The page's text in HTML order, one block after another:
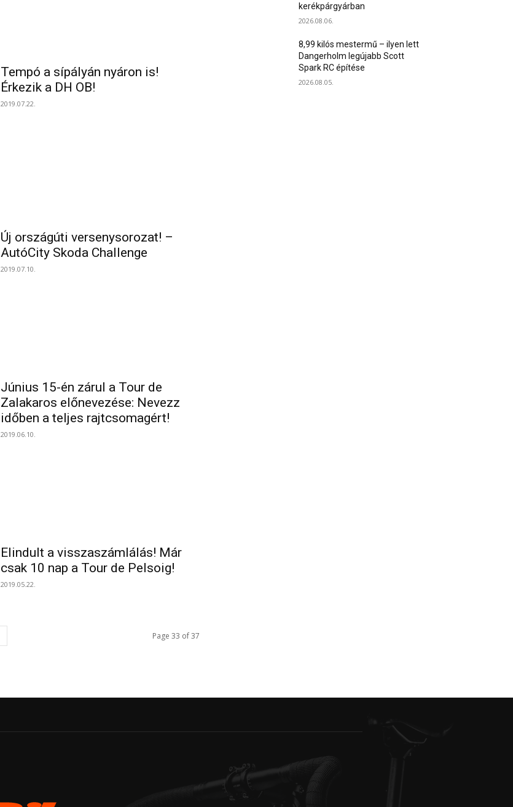
Tempó a sípályán nyáron is!
Érkezik a DH OB!
2019.07.22.
Új országúti versenysorozat! –
AutóCity Skoda Challenge
2019.07.10.
Június 15-én zárul a Tour de
Zalakaros előnevezése: Nevezz
időben a teljes rajtcsomagért!
2019.06.10.
Elindult a visszaszámlálás! Már
csak 10 nap a Tour de Pelsoig!
2019.05.22.
Page 33 of 37
kerékpárgyárban
2026.08.06.
8,99 kilós mestermű – ilyen lett
Dangerholm legújabb Scott
Spark RC építése
2026.08.05.